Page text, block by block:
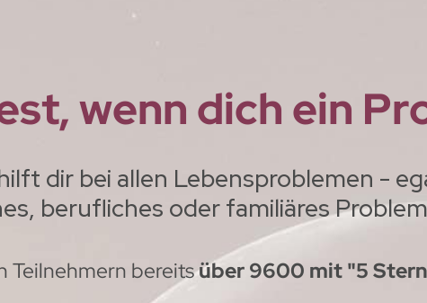
wenn dich ein
dir bei allen Lebensproblemen -
berufliches oder familiäres Problem
Teilnehmern bereitsüber 9600 mit "5